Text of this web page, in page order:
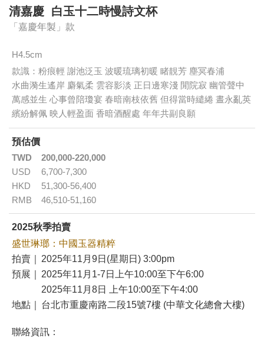
清嘉慶 白玉十二時慢詩文杯
「嘉慶年製」款
H4.5cm
款識：粉痕輕 謝池泛玉 波暖琉璃初暖 睹靚芳 塵冥春浦
水曲漪生遙岸 麝氣柔 雲容影淡 正日邊寒淺 閒院寂 幽管聲中
萬感並生 心事曾陪瓊宴 春暗南枝依舊 但得當時繾綣 晝永亂英
繽紛解佩 映人輕盈面 香暗酒醒處 年年共副良願
預估價
TWD
200,000-220,000
USD
6,700-7,300
HKD
51,300-56,400
RMB
46,510-51,160
2025秋季拍賣
盛世琳瑯：中國玉器精粹
拍賣｜
2025年11月9日(星期日) 3:00pm
預展｜
2025年11月1-7日上午10:00至下午6:00
2025年11月8日 上午10:00至下午4:00
地點｜
台北市重慶南路二段15號7樓 (中華文化總會大樓)
聯絡資訊：